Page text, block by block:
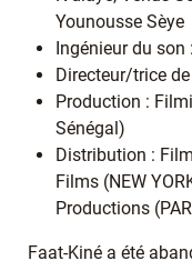
Younousse Sèye
Ingénieur du
Directeur/trice
Production :
Sénégal)
Distribution :
Films (NEW
Productions
Faat-Kiné a été